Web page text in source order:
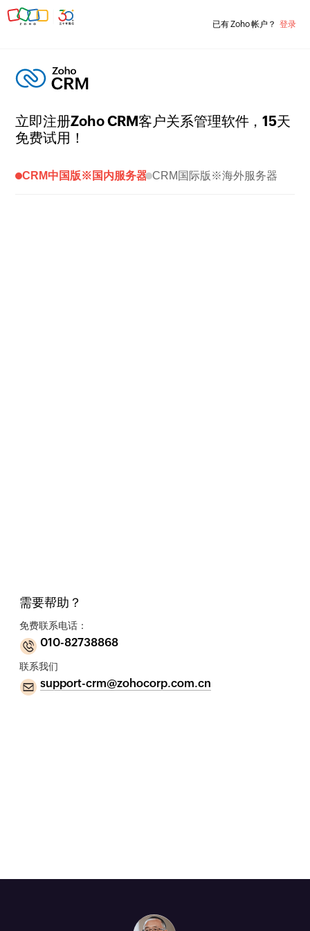
已有 Zoho 帐户？ 登录
立即注册Zoho CRM客户关系管理软件，15天
免费试用！
CRM中国版※国内服务器 CRM国际版※海外服务器
需要帮助？
免费联系电话：
010-82738868
联系我们
support-crm@zohocorp.com.cn